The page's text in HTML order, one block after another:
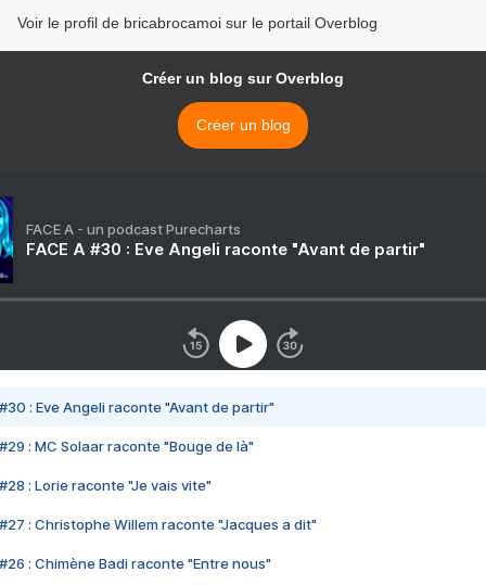
Voir le profil de bricabrocamoi sur le portail Overblog
Créer un blog sur Overblog
Créer un blog
FACE A - un podcast Purecharts
FACE A #30 : Eve Angeli raconte "Avant de partir"
#30 : Eve Angeli raconte "Avant de partir"
#29 : MC Solaar raconte "Bouge de là"
#28 : Lorie raconte "Je vais vite"
#27 : Christophe Willem raconte "Jacques a dit"
#26 : Chimène Badi raconte "Entre nous"